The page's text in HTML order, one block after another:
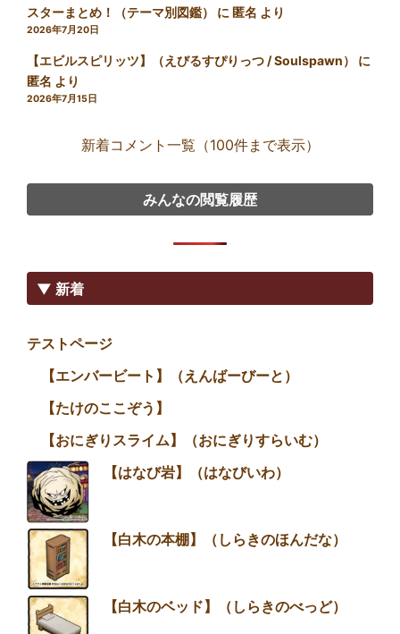
スターまとめ！（テーマ別図鑑）
に 匿名 より
2026年7月20日
【エビルスピリッツ】（えびるすぴりっつ / Soulspawn）
に
匿名 より
2026年7月15日
新着コメント一覧（100件まで表示）
みんなの閲覧履歴
▼ 新着
テストページ
【エンバービート】（えんばーびーと）
【たけのここぞう】
む）